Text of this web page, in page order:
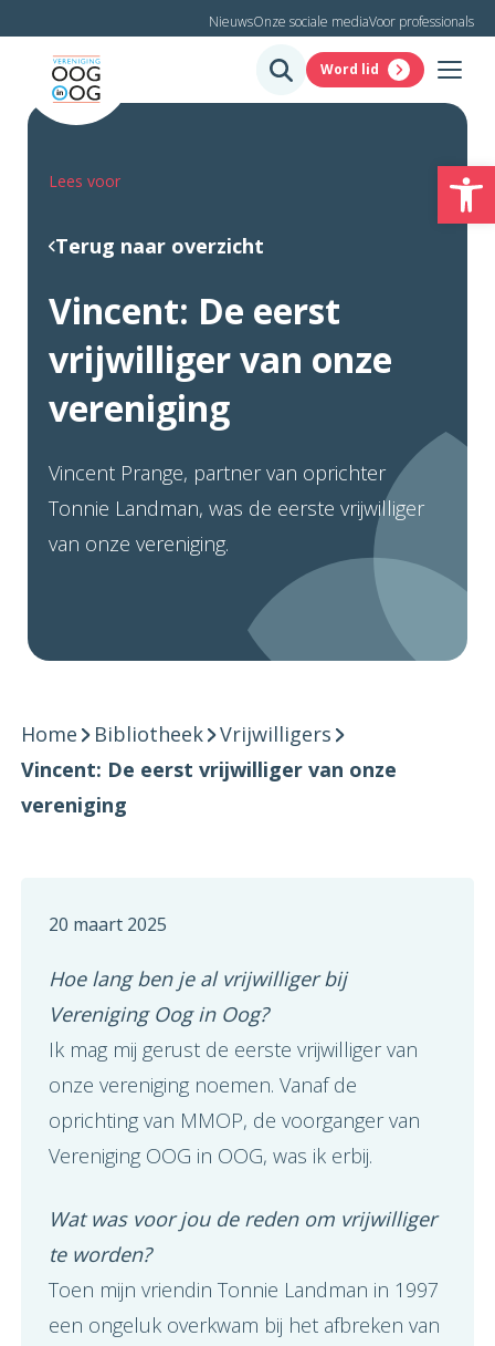
NieuwsOnze sociale mediaVoor professionals
Word lid
Lees voor
Terug naar overzicht
Vincent: De eerst
vrijwilliger van onze
vereniging
Vincent Prange, partner van oprichter
Tonnie Landman, was de eerste vrijwilliger
van onze vereniging.
Home Bibliotheek
Vrijwilligers
Vincent: De eerst vrijwilliger van onze
vereniging
20 maart 2025
Hoe lang ben je al vrijwilliger bij
Vereniging Oog in Oog?
Ik mag mij gerust de eerste vrijwilliger van
onze vereniging noemen. Vanaf de
oprichting van MMOP, de voorganger van
Vereniging OOG in OOG, was ik erbij.
Wat was voor jou de reden om vrijwilliger
te worden?
Toen mijn vriendin Tonnie Landman in 1997
een ongeluk overkwam bij het afbreken van